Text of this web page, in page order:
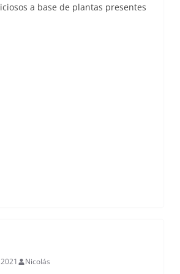
a base de plantas presentes
Nicolás